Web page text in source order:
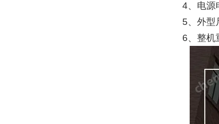
4、电源
5、外型
6、整机